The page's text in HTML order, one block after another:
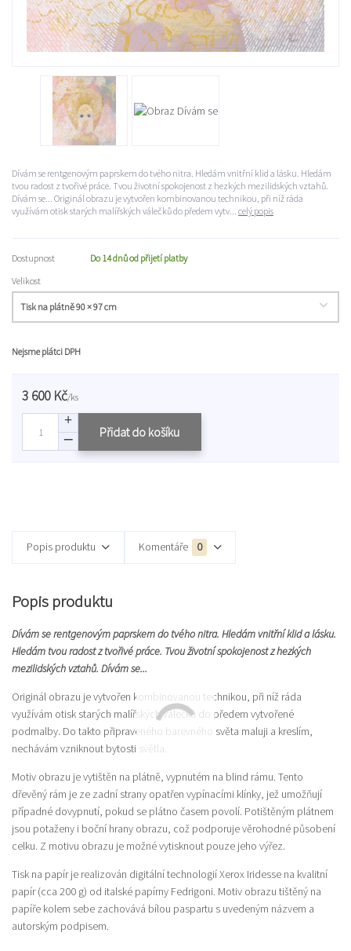
Dívám se rentgenovým paprskem do tvého nitra. Hledám vnitřní klid a lásku. Hledám
tvou radost z tvořivé práce. Tvou životní spokojenost z hezkých mezilidských vztahů.
Dívám se... Originál obrazu je vytvořen kombinovanou technikou, při níž ráda
využívám otisk starých malířských válečků do předem vytv... celý popis
Dostupnost
Do 14 dnů od přijetí platby
Velikost
Nejsme plátci DPH
3 600 Kč/ks
Přidat do košíku
Popis produktu Komentáře 0
Popis produktu
Dívám se rentgenovým paprskem do tvého nitra. Hledám vnitřní klid a lásku.
Hledám tvou radost z tvořivé práce. Tvou životní spokojenost z hezkých
mezilidských vztahů. Dívám se...
Originál obrazu je vytvořen kombinovanou technikou, při níž ráda
využívám otisk starých malířských válečků do předem vytvořené
podmalby. Do takto připraveného barevného světa maluji a kreslím,
nechávám vzniknout bytosti světla.
Motiv obrazu je vytištěn na plátně, vypnutém na blind rámu. Tento
dřevěný rám je ze zadní strany opatřen vypínacími klínky, jež umožňují
případné dovypnutí, pokud se plátno časem povolí. Potištěným plátnem
jsou potaženy i boční hrany obrazu, což podporuje věrohodné působení
celku. Z motivu obrazu je možné vytisknout pouze jeho výřez.
Tisk na papír je realizován digitální technologií Xerox Iridesse na kvalitní
papír (cca 200 g) od italské papírny Fedrigoni. Motiv obrazu tištěný na
papíře kolem sebe zachovává bílou paspartu s uvedeným názvem a
autorským podpisem.